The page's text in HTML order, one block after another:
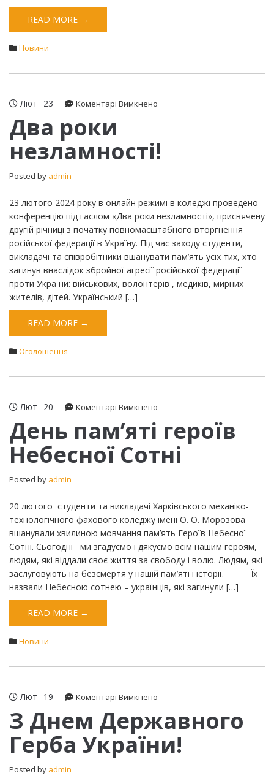
READ MORE →
Новини
Лют 23 Коментарі Вимкнено
незламності!
Два роки
незламності!
Posted by admin
23 лютого 2024 року в онлайн режимі в коледжі проведено
конференцію під гаслом «Два роки незламності», присвячену
другій річниці з початку повномасштабного вторгнення
російської федерації в Україну. Під час заходу студенти,
викладачі та співробітники вшанувати пам’ять усіх тих, хто
загинув внаслідок збройної агресії російської федерації
проти України: військових, волонтерів , медиків, мирних
жителів, дітей. Український […]
READ MORE →
Оголошення
Лют 20 Коментарі Вимкнено
пам’яті
героїв
Небесної
День пам’яті героїв
Небесної Сотні
Posted by admin
20 лютого студенти та викладачі Харківського механіко-
технологічного фахового коледжу імені О. О. Морозова
вшанували хвилиною мовчання пам’ять Героїв Небесної
Сотні. Сьогодні ми згадуємо і дякуємо всім нашим героям,
людям, які віддали своє життя за свободу і волю. Людям, які
заслуговують на безсмертя у нашій пам’яті і історії. Їх
назвали Небесною сотнею – українців, які загинули […]
READ MORE →
Новини
Лют 19 Коментарі Вимкнено
Днем
Державного
Герба
З Днем Державного
Герба України!
Posted by admin